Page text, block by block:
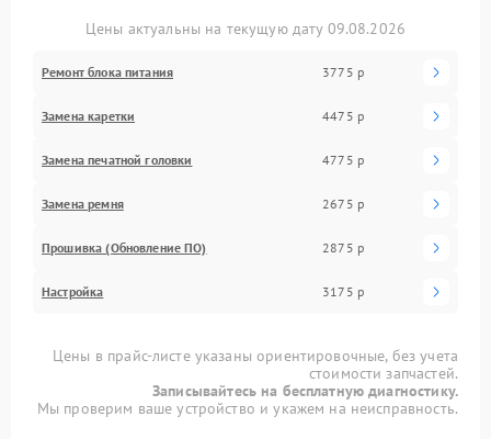
Цены актуальны на текущую дату 09.08.2026
Ремонт блока питания 3775 р
Замена каретки 4475 р
Замена печатной головки 4775 р
Замена ремня 2675 р
Прошивка (Обновление ПО) 2875 р
Настройка 3175 р
Цены в прайс-листе указаны ориентировочные, без учета
стоимости запчастей.
Записывайтесь на бесплатную диагностику.
Мы проверим ваше устройство и укажем на неисправность.